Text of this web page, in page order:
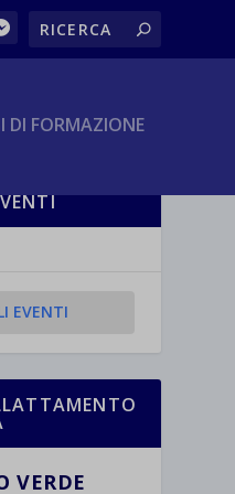
DI FORMAZIONE
EVENTI
VERDE